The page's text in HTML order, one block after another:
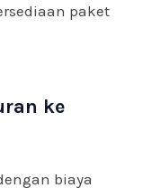
paket
ke
biaya